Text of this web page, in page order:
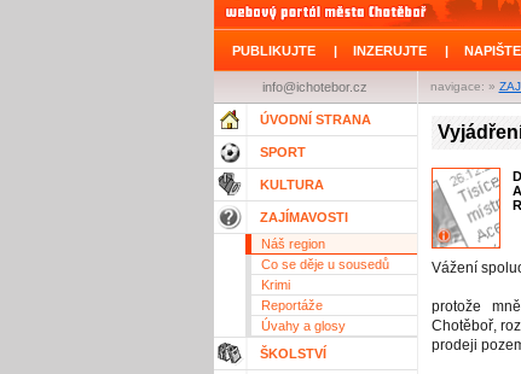
PUBLIKUJTE | INZERUJTE |
navigace: »
info@ichotebor.cz
ÚVODNÍ STRANA
SPORT
KULTURA
ZAJÍMAVOSTI
Náš region
Co se děje u sousedů
Krimi
Reportáže
Úvahy a glosy
ŠKOLSTVÍ
Vážení
protože
Chotěboř,
prodeji